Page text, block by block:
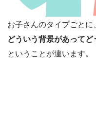
お子さんのタイプごとに
どういう背景があって
ということが違います。